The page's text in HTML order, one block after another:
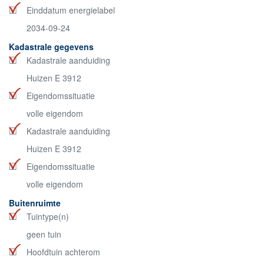
Einddatum energielabel
2034-09-24
Kadastrale gegevens
Kadastrale aanduiding
Huizen E 3912
Eigendomssituatie
volle eigendom
Kadastrale aanduiding
Huizen E 3912
Eigendomssituatie
volle eigendom
Buitenruimte
Tuintype(n)
geen tuin
Hoofdtuin achterom